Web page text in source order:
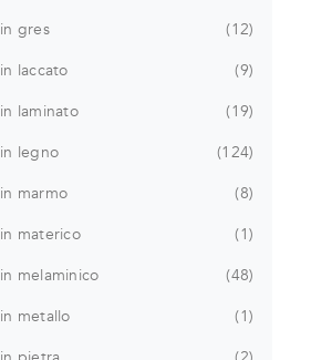
in gres
12
in laccato
9
in laminato
19
in legno
124
in marmo
8
in materico
1
in melaminico
48
in metallo
1